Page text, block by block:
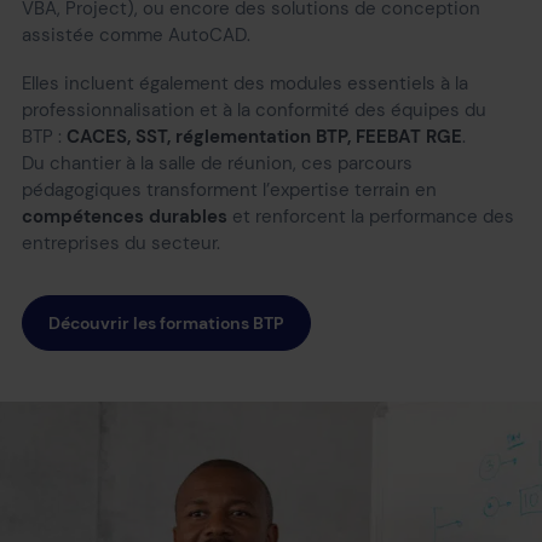
VBA, Project), ou encore des solutions de conception
assistée comme AutoCAD.
Elles incluent également des modules essentiels à la
professionnalisation et à la conformité des équipes du
BTP : CACES, SST, réglementation BTP, FEEBAT RGE.
Du chantier à la salle de réunion, ces parcours
pédagogiques transforment l’expertise terrain en
compétences durables et renforcent la performance des
entreprises du secteur.
Découvrir les formations BTP